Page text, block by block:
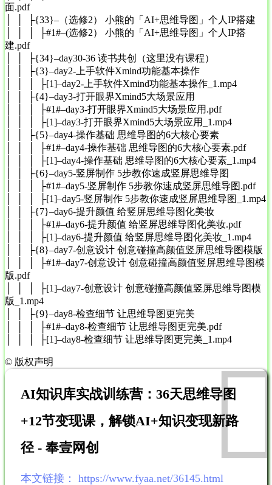
面.pdf
│ │ ├{33}–（选修2） 小熊的「AI+思维导图」个人IP搭建
│ │ │ ├#1#–(选修2） 小熊的「AI+思维导图」个人IP搭
建.pdf
│ │ ├{34}–day30-36 读书共创（这里没有课程）
│ │ ├{3}–day2-上手软件Xmind功能基本操作
│ │ │ ├[1]–day2-上手软件Xmind功能基本操作_1.mp4
│ │ ├{4}–day3-打开眼界Xmind5大场景应用
│ │ │ ├#1#–day3-打开眼界Xmind5大场景应用.pdf
│ │ │ ├[1]–day3-打开眼界Xmind5大场景应用_1.mp4
│ │ ├{5}–day4-操作基础 思维导图的6大核心要素
│ │ │ ├#1#–day4-操作基础 思维导图的6大核心要素.pdf
│ │ │ ├[1]–day4-操作基础 思维导图的6大核心要素_1.mp4
│ │ ├{6}–day5-竖屏制作 5步教你速成竖屏思维导图
│ │ │ ├#1#–day5-竖屏制作 5步教你速成竖屏思维导图.pdf
│ │ │ ├[1]–day5-竖屏制作 5步教你速成竖屏思维导图_1.mp4
│ │ ├{7}–day6-提升颜值 给竖屏思维导图化美妆
│ │ │ ├#1#–day6-提升颜值 给竖屏思维导图化美妆.pdf
│ │ │ ├[1]–day6-提升颜值 给竖屏思维导图化美妆_1.mp4
│ │ ├{8}–day7-创意设计 创意碰撞高颜值竖屏思维导图模版
│ │ │ ├#1#–day7-创意设计 创意碰撞高颜值竖屏思维导图模
版.pdf
│ │ │ ├[1]–day7-创意设计 创意碰撞高颜值竖屏思维导图模
版_1.mp4
│ │ ├{9}–day8-检查细节 让思维导图更完美
│ │ │ ├#1#–day8-检查细节 让思维导图更完美.pdf
│ │ │ ├[1]–day8-检查细节 让思维导图更完美_1.mp4
© 版权声明
AI知识库实战训练营：36天思维导图
+12节变现课，解锁AI+知识变现新路
径 - 奉壹网创
本文链接： https://www.fyaa.net/36145.html